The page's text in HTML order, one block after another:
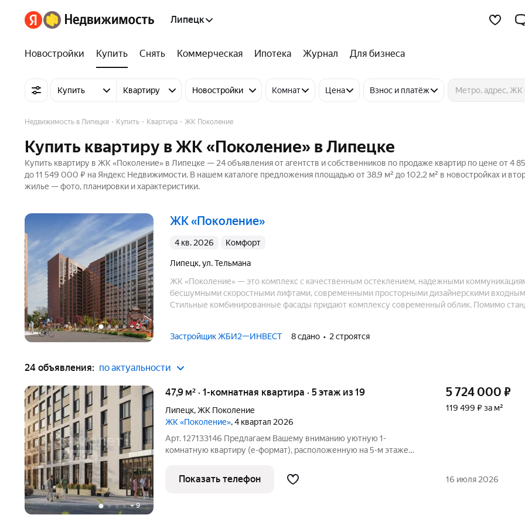
Липецк
Новостройки Купить Снять Коммерческая Ипотека Журнал Для бизнеса
Купить Квартиру Новостройки Комнат Цена Взнос и платёж
Недвижимость в Липецке Купить Квартира ЖК Поколение
Купить квартиру в ЖК «Поколение» в Липецке
Купить квартиру в ЖК «Поколение» в Липецке — 24 объявления от агентств и собственников по продаже квартир по цене от 4
до 11 549 000 ₽ на Яндекс Недвижимости. В нашем каталоге предложения площадью от 38,9 м² до 102,2 м² в новостройках и
жилье — фото, планировки и характеристики.
ЖК «Поколение»
4 кв. 2026 комфорт
Липецк,ул. Тельмана
ЖК «Поколение» — это комплекс с качественным остеклением, надежными
бесшумными скоростными лифтами, современными просторными дизайнерскими
Стильные комбинированные фасады придают комплексу современный облик. Помимо
Застройщик ЖБИ2—ИНВЕСТ
8 сдано 2 строятся
+2
24 объявления: по актуальности
+9
47,9 м² · 1-комнатная квартира · 5 этаж из 19
Липецк,ЖК Поколение
ЖК «Поколение», 4 квартал 2026
Арт. 127133146 Предлагаем Вашему вниманию уютную 1-
комнатную квартиру (е-формат), расположенную на 5-м этаже
ПОКОЛЕНИЕ в самом сердце Липецка рядом с парком Быханов
Сад. Квартира сдаётся в предчистовой
5 724 000 ₽
119 499 ₽ за м²
Показать телефон 16 июля 2026